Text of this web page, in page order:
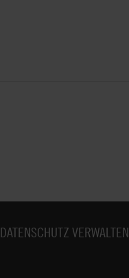
DATENSCHUTZ VERWALTEN